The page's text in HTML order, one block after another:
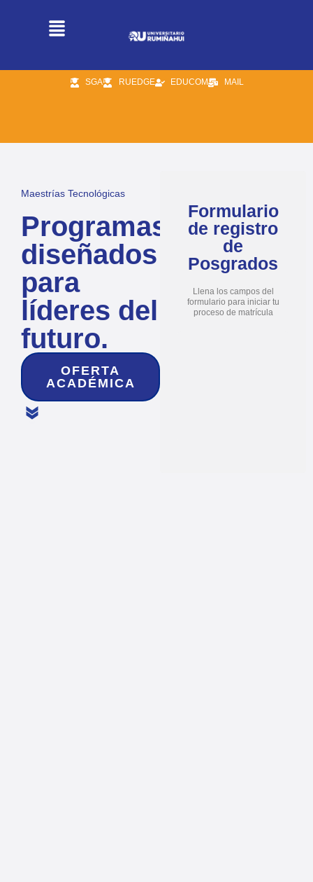
SGA RUEDGE EDUCOM MAIL
Maestrías Tecnológicas
Programas
diseñados
para
líderes del
futuro.
OFERTA
ACADÉMICA
Formulario
de registro
de
Posgrados
Llena los campos del
formulario para iniciar tu
proceso de matrícula